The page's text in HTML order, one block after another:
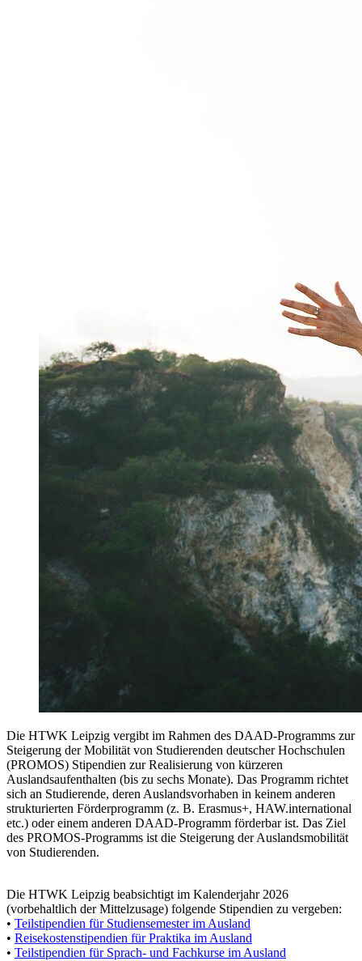
Die HTWK Leipzig vergibt im Rahmen des DAAD-Programms zur
Steigerung der Mobilität von Studierenden deutscher Hochschulen
(PROMOS) Stipendien zur Realisierung von kürzeren
Auslandsaufenthalten (bis zu sechs Monate). Das Programm richtet
sich an Studierende, deren Auslandsvorhaben in keinem anderen
strukturierten Förderprogramm (z. B. Erasmus+, HAW.international
etc.) oder einem anderen DAAD-Programm förderbar ist. Das Ziel
des PROMOS-Programms ist die Steigerung der Auslandsmobilität
von Studierenden.
Die HTWK Leipzig beabsichtigt im Kalenderjahr 2026
(vorbehaltlich der Mittelzusage) folgende Stipendien zu vergeben:
• Teilstipendien für Studiensemester im Ausland
• Reisekostenstipendien für Praktika im Ausland
• Teilstipendien für Sprach- und Fachkurse im Ausland